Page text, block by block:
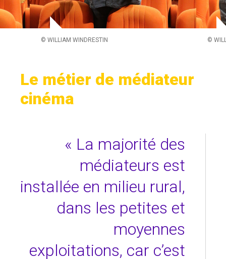
© WILLIAM WINDRESTIN ©
Le métier de médiateur
cinéma
« La majorité des
médiateurs est
installée en milieu rural,
dans les petites et
moyennes
exploitations, car c’est